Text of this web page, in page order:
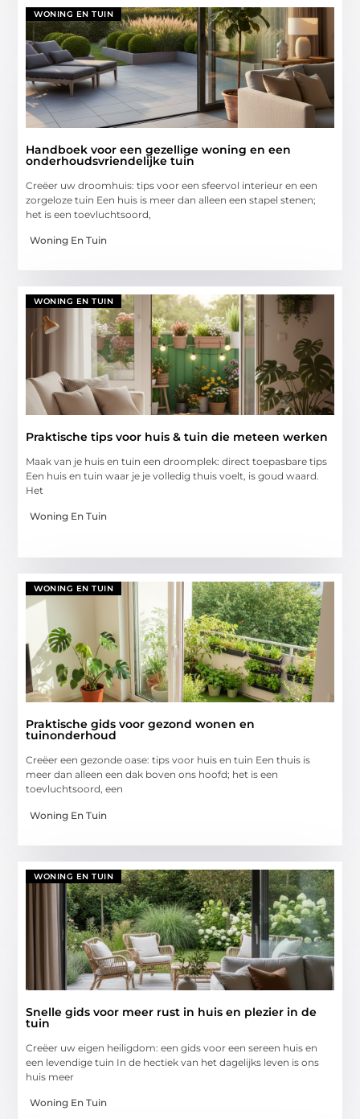
WONING EN TUIN
Handboek voor een gezellige woning en een
onderhoudsvriendelijke tuin
Creëer uw droomhuis: tips voor een sfeervol interieur en een
zorgeloze tuin Een huis is meer dan alleen een stapel stenen;
het is een toevluchtsoord,
Woning En Tuin
WONING EN TUIN
Praktische tips voor huis & tuin die meteen werken
Maak van je huis en tuin een droomplek: direct toepasbare tips
Een huis en tuin waar je je volledig thuis voelt, is goud waard.
Het
Woning En Tuin
WONING EN TUIN
Praktische gids voor gezond wonen en
tuinonderhoud
Creëer een gezonde oase: tips voor huis en tuin Een thuis is
meer dan alleen een dak boven ons hoofd; het is een
toevluchtsoord, een
Woning En Tuin
WONING EN TUIN
Snelle gids voor meer rust in huis en plezier in de
tuin
Creëer uw eigen heiligdom: een gids voor een sereen huis en
een levendige tuin In de hectiek van het dagelijks leven is ons
huis meer
Woning En Tuin